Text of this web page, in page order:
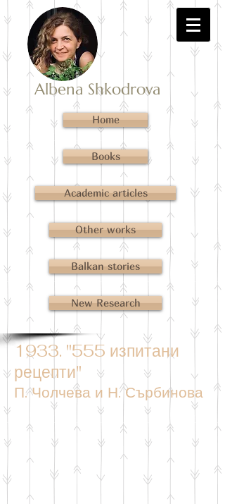
Albena Shkodrova
Home
Books
Academic articles
Other works
Balkan stories
New Research
1933. "555 изпитани
рецепти"
П. Чолчева и Н. Сърбинова